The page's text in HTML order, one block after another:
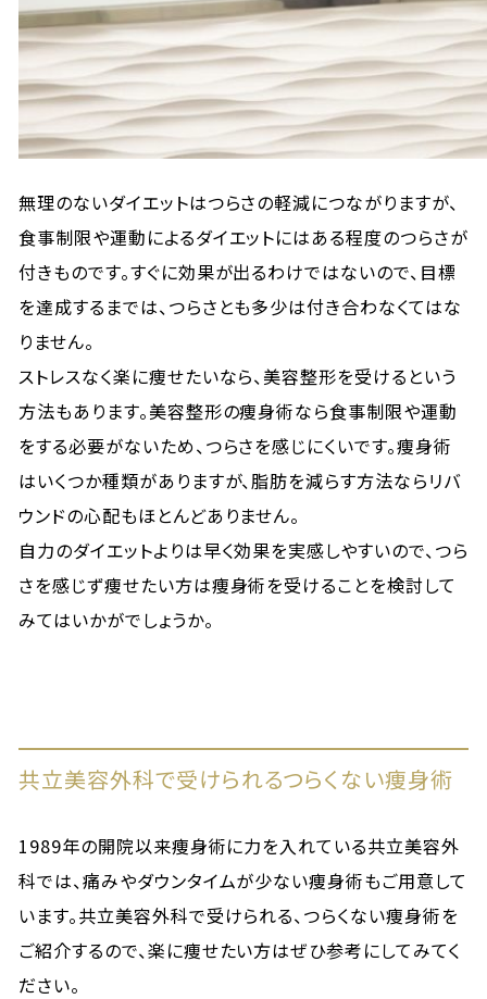
無理のないダイエットはつらさの軽減につながりますが、
食事制限や運動によるダイエットにはある程度のつらさが
付きものです。すぐに効果が出るわけではないので、目標
を達成するまでは、つらさとも多少は付き合わなくてはな
りません。
ストレスなく楽に痩せたいなら、美容整形を受けるという
方法もあります。美容整形の痩身術なら食事制限や運動
をする必要がないため、つらさを感じにくいです。痩身術
はいくつか種類がありますが、脂肪を減らす方法ならリバ
ウンドの心配もほとんどありません。
自力のダイエットよりは早く効果を実感しやすいので、つら
さを感じず痩せたい方は痩身術を受けることを検討して
みてはいかがでしょうか。
共立美容外科で受けられるつらくない痩身術
1989年の開院以来痩身術に力を入れている共立美容外
科では、痛みやダウンタイムが少ない痩身術もご用意して
います。共立美容外科で受けられる、つらくない痩身術を
ご紹介するので、楽に痩せたい方はぜひ参考にしてみてく
ださい。